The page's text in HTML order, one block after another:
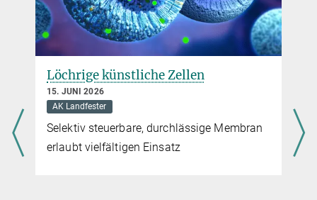
Löchrige künstliche Zellen
15. JUNI 2026
AK Landfester
Selektiv steuerbare, durchlässige Membran
erlaubt vielfältigen Einsatz